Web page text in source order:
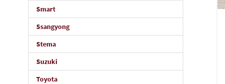
Smart
Ssangyong
Stema
Suzuki
Toyota